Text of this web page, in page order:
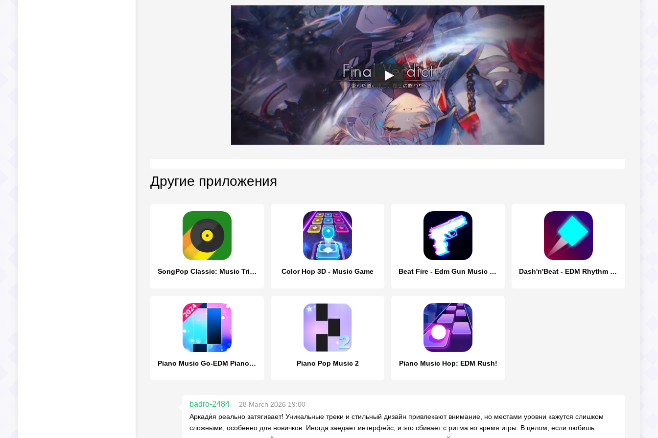
Другие приложения
SongPop Classic: Music Trivia Color Hop 3D - Music Game Beat Fire - Edm Gun Music Game Dash'n'Beat - EDM Rhythm game
Piano Music Go-EDM Piano Games Piano Pop Music 2 Piano Music Hop: EDM Rush!
badro-2484
28 March 2026 19:00
Аркади́я реально затягивает! Уникальные треки и стильный дизайн привлекают внимание, но местами уровни кажутся слишком
сложными, особенно для новичков. Иногда заедает интерфейс, и это сбивает с ритма во время игры. В целом, если любишь